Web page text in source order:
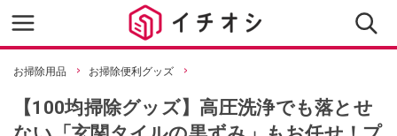
お掃除用品 お掃除便利グッズ
【100均掃除グッズ】高圧洗浄でも落とせ